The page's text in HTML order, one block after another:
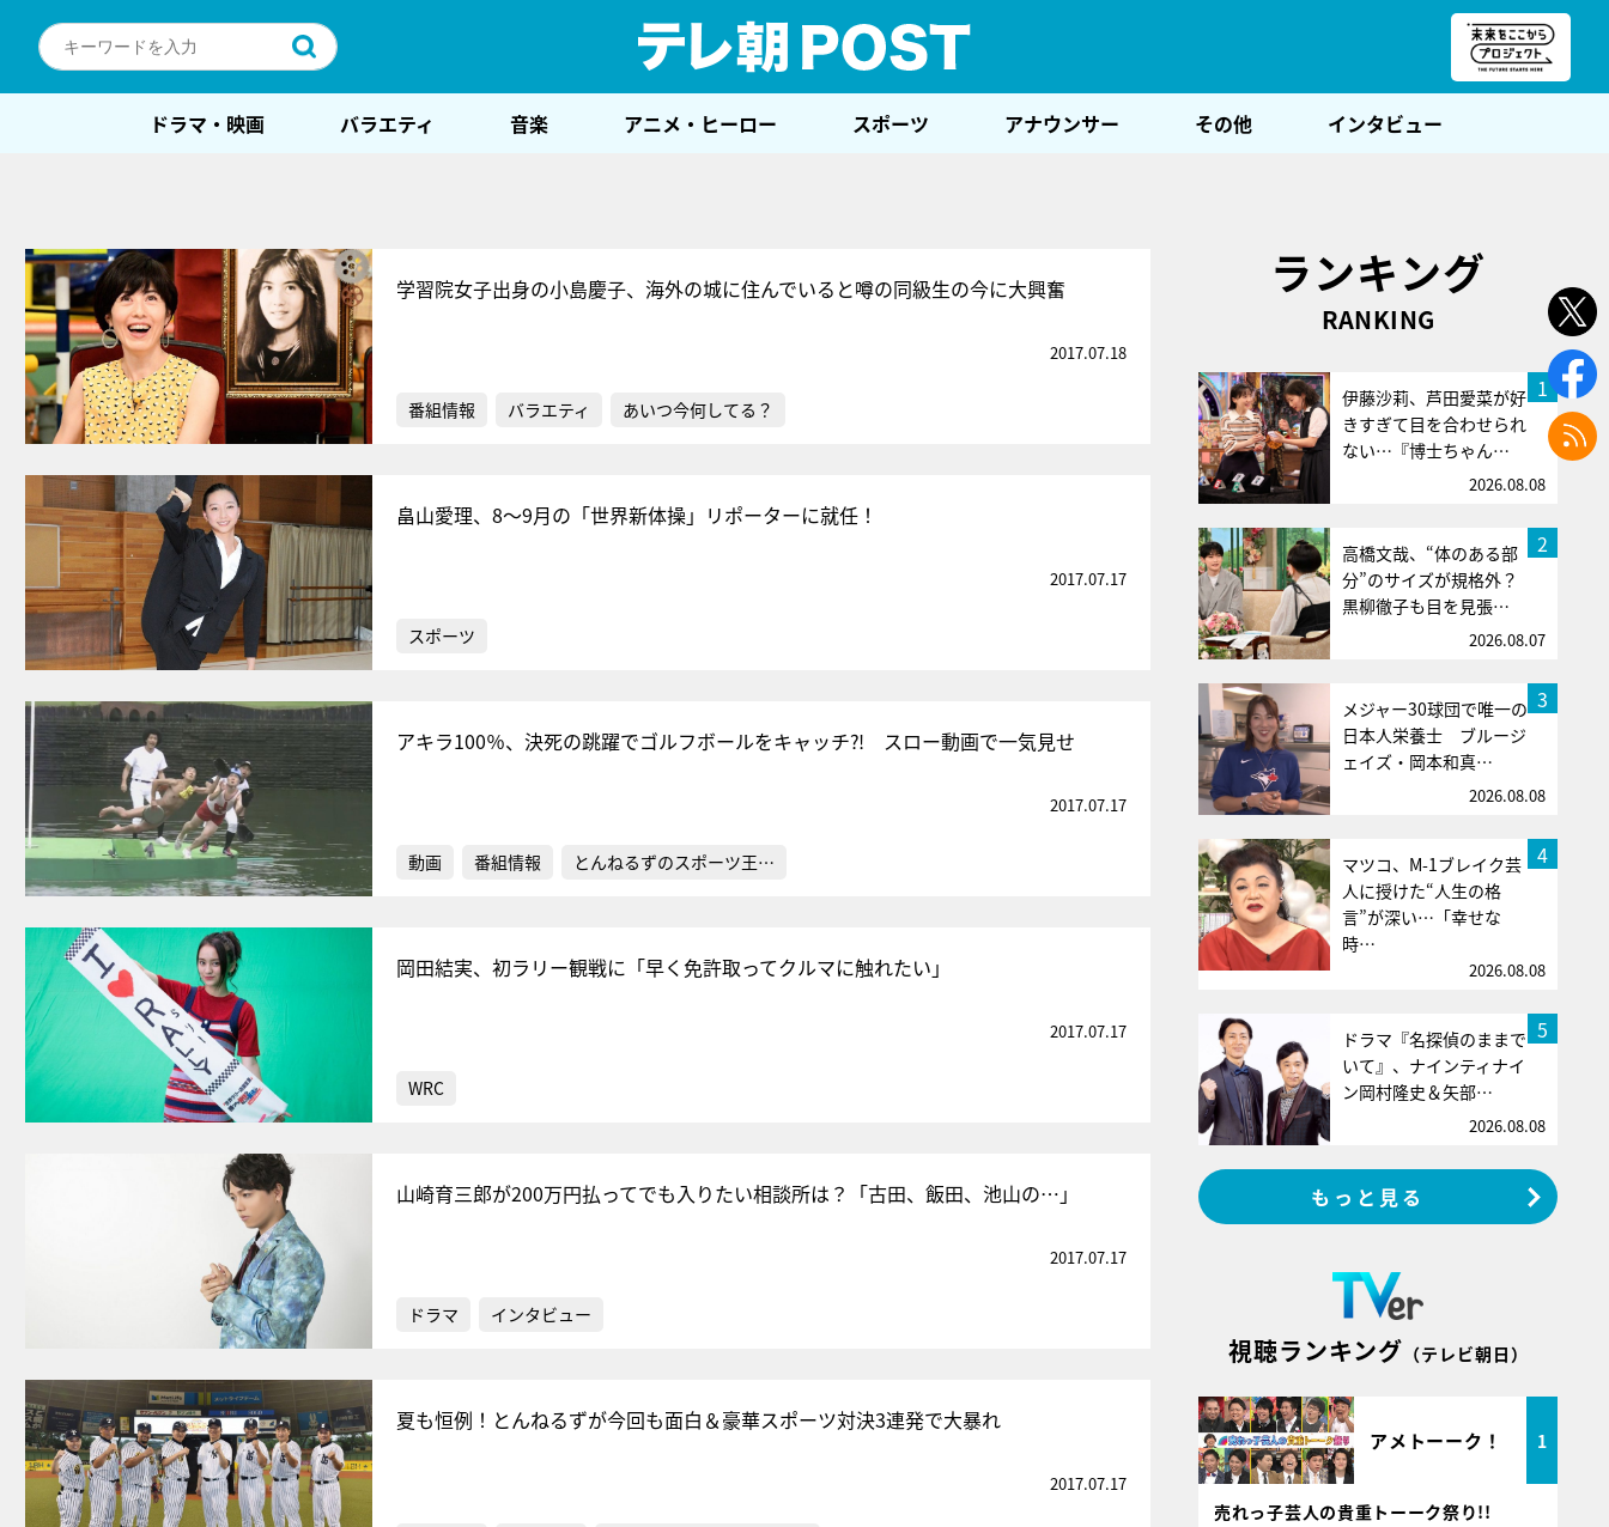
ドラマ・映画 バラエティ 音楽 アニメ・ヒーロー スポーツ アナウンサー その他 インタビュー
学習院女子出身の小島慶子、海外の城に住んでいると噂の同級生の今に大興奮
2017.07.18
番組情報 バラエティ あいつ今何してる？
畠山愛理、8～9月の「世界新体操」リポーターに就任！
2017.07.17
スポーツ
アキラ100％、決死の跳躍でゴルフボールをキャッチ⁈ スロー動画で一気見せ
2017.07.17
動画 番組情報 とんねるずのスポーツ王…
岡田結実、初ラリー観戦に「早く免許取ってクルマに触れたい」
2017.07.17
WRC
山崎育三郎が200万円払ってでも入りたい相談所は？「古田、飯田、池山の…」
2017.07.17
ドラマ インタビュー
夏も恒例！とんねるずが今回も面白＆豪華スポーツ対決3連発で大暴れ
2017.07.17
ランキング
RANKING
1
伊藤沙莉、芦田愛菜が好
きすぎて目を合わせられ
ない…『博士ちゃん…
2026.08.08
2
高橋文哉、“体のある部
分”のサイズが規格外？
黒柳徹子も目を見張…
2026.08.07
3
メジャー30球団で唯一の
日本人栄養士 ブルージ
ェイズ・岡本和真…
2026.08.08
4
マツコ、M-1ブレイク芸
人に授けた“人生の格
言”が深い…「幸せな
時…
2026.08.08
5
ドラマ『名探偵のままで
いて』、ナインティナイ
ン岡村隆史＆矢部…
2026.08.08
もっと見る
視聴ランキング （テレビ朝日）
アメトーーク！ 1
売れっ子芸人の貴重トーーク祭り!!